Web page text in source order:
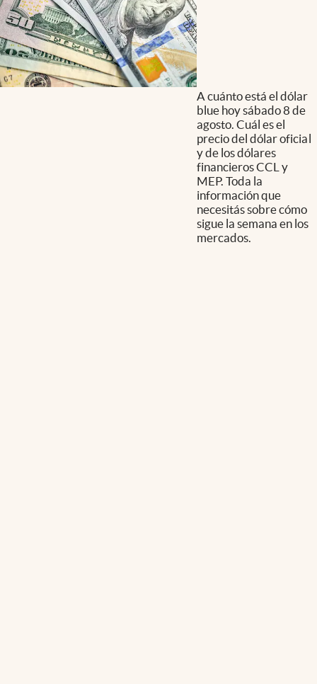
A cuánto está el dólar
blue hoy sábado 8 de
agosto. Cuál es el
precio del dólar oficial
y de los dólares
financieros CCL y
MEP. Toda la
información que
necesitás sobre cómo
sigue la semana en los
mercados.